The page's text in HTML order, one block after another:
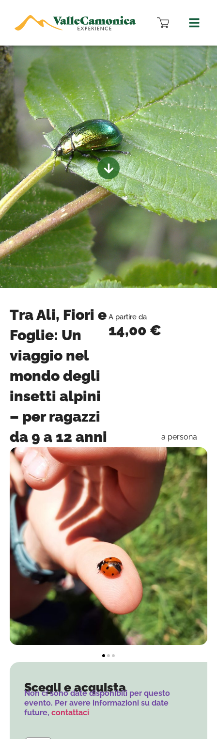
Tra Ali, Fiori e
Foglie: Un
viaggio nel
mondo degli
insetti alpini
– per ragazzi
da 9 a 12 anni
A partire da
14,00 €
a persona
Scegli e acquista
Non ci sono date disponibili per questo
evento. Per avere informazioni su date
future, contattaci